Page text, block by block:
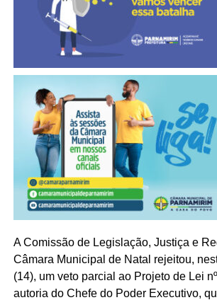
A Comissão de Legislação, Justiça e
Câmara Municipal de Natal rejeitou,
(14), um veto parcial ao Projeto de Lei
autoria do Chefe do Poder Executivo,